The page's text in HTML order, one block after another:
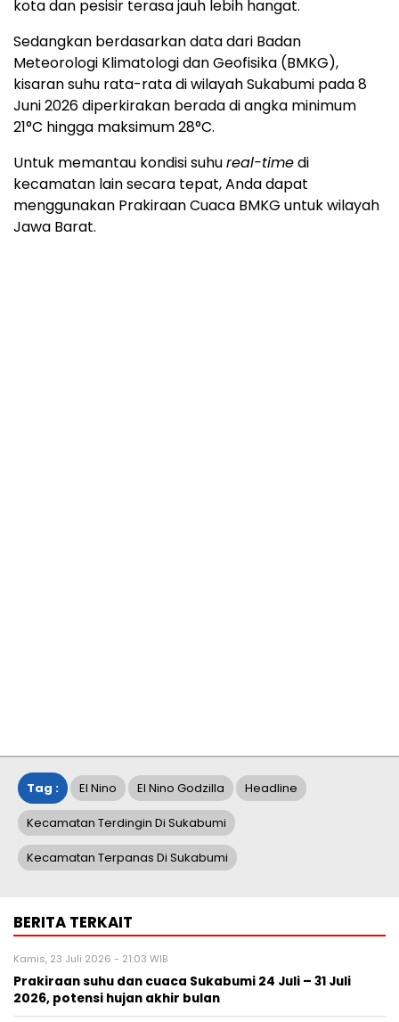
kota dan pesisir terasa jauh lebih hangat.
Sedangkan berdasarkan data dari ⁠Badan
Meteorologi Klimatologi dan Geofisika (BMKG),
kisaran suhu rata-rata di wilayah Sukabumi pada 8
Juni 2026 diperkirakan berada di angka minimum
21°C hingga maksimum 28°C.
Untuk memantau kondisi suhureal-timedi
kecamatan lain secara tepat, Anda dapat
menggunakan ⁠Prakiraan Cuaca BMKG untuk wilayah
Jawa Barat.
Tag : El Nino El Nino Godzilla Headline
Kecamatan Terdingin Di Sukabumi
Kecamatan Terpanas Di Sukabumi
BERITA TERKAIT
Kamis, 23 Juli 2026 - 21:03 WIB
Prakiraan suhu dan cuaca Sukabumi 24 Juli – 31 Juli
2026, potensi hujan akhir bulan